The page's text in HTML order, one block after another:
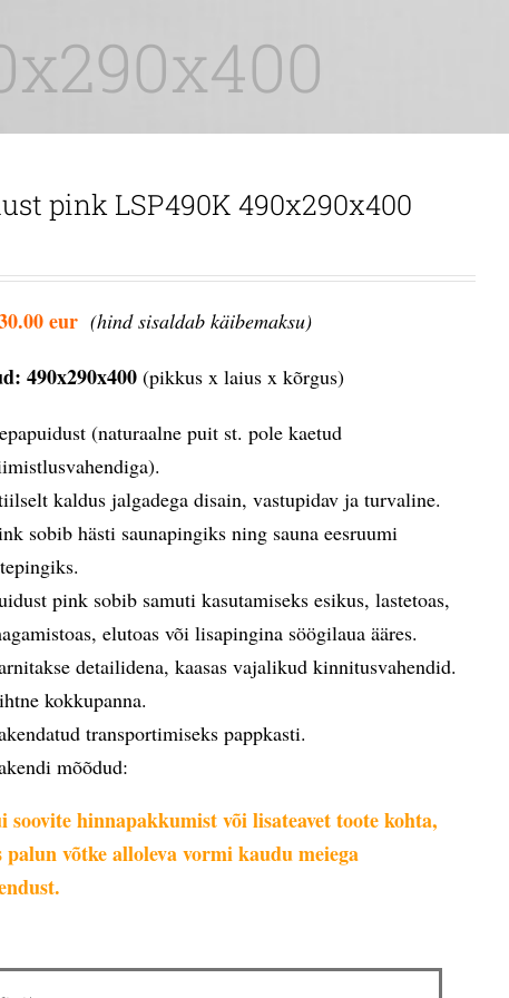
pink LSP490K 490x290x400
eur (hind sisaldab käibemaksu)
490x290x400 (pikkus x laius x kõrgus)
(naturaalne puit st. pole kaetud
kaldus jalgadega disain, vastupidav ja turvaline.
sobib hästi saunapingiks ning sauna eesruumi
pink sobib samuti kasutamiseks esikus, lastetoas,
elutoas või lisapingina söögilaua ääres.
detailidena, kaasas vajalikud kinnitusvahendid.
kokkupanna.
transportimiseks pappkasti.
mõõdud:
soovite hinnapakkumist või lisateavet toote kohta,
palun võtke alloleva vormi kaudu meiega